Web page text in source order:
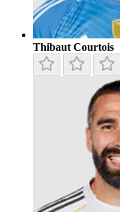
Thibaut Courtois